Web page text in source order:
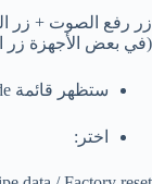
زر رفع الصوت + زر
(في بعض الأجهزة زر
ستظهر قائمة Recovery Mode.
اختر: